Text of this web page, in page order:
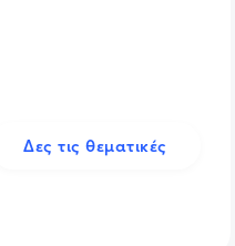
Δες τις θεματικές